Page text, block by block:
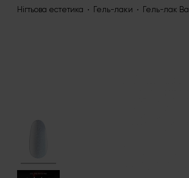
Нігтьова естетика Гель-лаки Гель-лак